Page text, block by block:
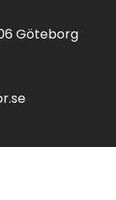
Göteborg